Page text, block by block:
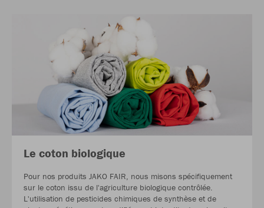
Le coton biologique
Pour nos produits JAKO FAIR, nous misons spécifiquement
sur le coton issu de l'agriculture biologique contrôlée.
L'utilisation de pesticides chimiques de synthèse et de